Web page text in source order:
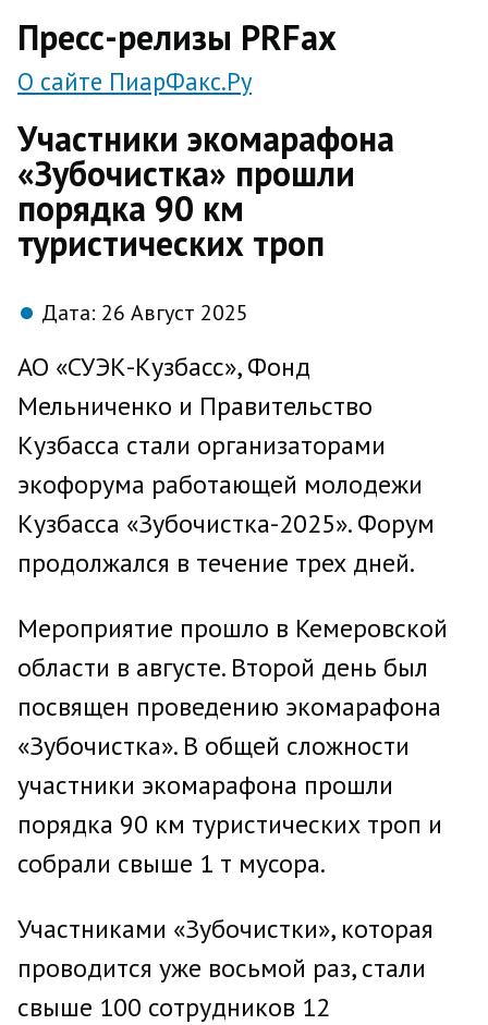
Пресс-релизы PRFax
О сайте ПиарФакс.Ру
Участники экомарафона
«Зубочистка» прошли
порядка 90 км
туристических троп
Дата: 26 Август 2025
АО «СУЭК-Кузбасс», Фонд
Мельниченко и Правительство
Кузбасса стали организаторами
экофорума работающей молодежи
Кузбасса «Зубочистка-2025». Форум
продолжался в течение трех дней.
Мероприятие прошло в Кемеровской
области в августе. Второй день был
посвящен проведению экомарафона
«Зубочистка». В общей сложности
участники экомарафона прошли
порядка 90 км туристических троп и
собрали свыше 1 т мусора.
Участниками «Зубочистки», которая
проводится уже восьмой раз, стали
свыше 100 сотрудников 12